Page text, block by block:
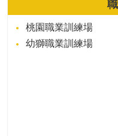
桃園職業訓練場
幼獅職業訓練場